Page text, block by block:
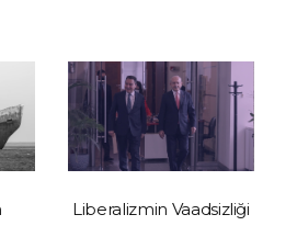
Liberalizmin Vaadsizliği